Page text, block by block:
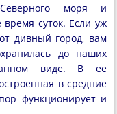
моря и
время суток. Если уж
дивный город, вам
до наших
виде. В ее
в средние
функционирует и